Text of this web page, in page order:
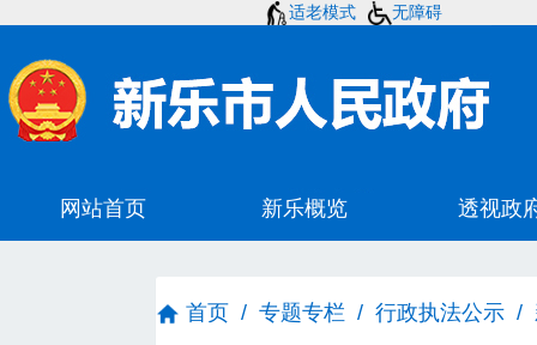
适老模式 无障碍
首页 / 专题专栏 / 行政执法公示 /